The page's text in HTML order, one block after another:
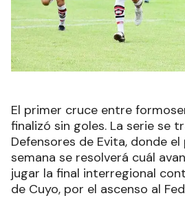
El primer cruce entre
finalizó sin goles. La serie se
Defensores de Evita, donde
semana se resolverá cuál
jugar la final interregional
de Cuyo, por el ascenso al